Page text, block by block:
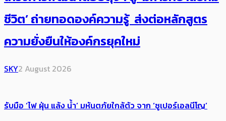
ชีวิต’ ถ่ายทอดองค์ความรู้ ส่งต่อหลักสูตร
ความยั่งยืนให้องค์กรยุคใหม่
SKY2 August 2026
รับมือ ‘ไฟ ฝุ่น แล้ง น้ำ’ มหันตภัยใกล้ตัว จาก ‘ซูเปอร์เอลนีโญ’